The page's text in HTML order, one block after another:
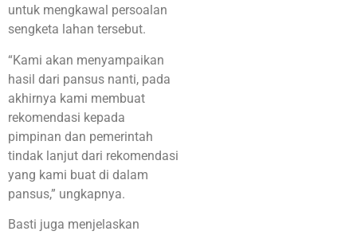
untuk mengkawal persoalan
sengketa lahan tersebut.
“Kami akan menyampaikan
hasil dari pansus nanti, pada
akhirnya kami membuat
rekomendasi kepada
pimpinan dan pemerintah
tindak lanjut dari rekomendasi
yang kami buat di dalam
pansus,” ungkapnya.
Basti juga menjelaskan